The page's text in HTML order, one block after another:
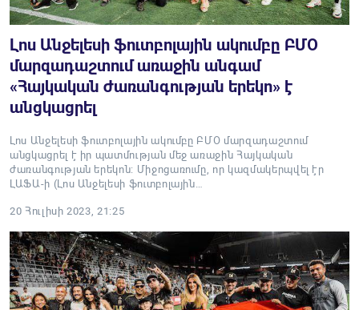
Լոս Անջելեսի ֆուտբոլային ակումբը ԲՄՕ
մարզադաշտում առաջին անգամ
«Հայկական ժառանգության երեկո» է
անցկացրել
Լոս Անջելեսի ֆուտբոլային ակումբը ԲՄՕ մարզադաշտում
անցկացրել է իր պատմության մեջ առաջին Հայկական
ժառանգության երեկոն: Միջոցառումը, որ կազմակերպվել էր
ԼԱՖԱ-ի (Լոս Անջելեսի ֆուտբոլային…
20 Հուլիսի 2023, 21:25